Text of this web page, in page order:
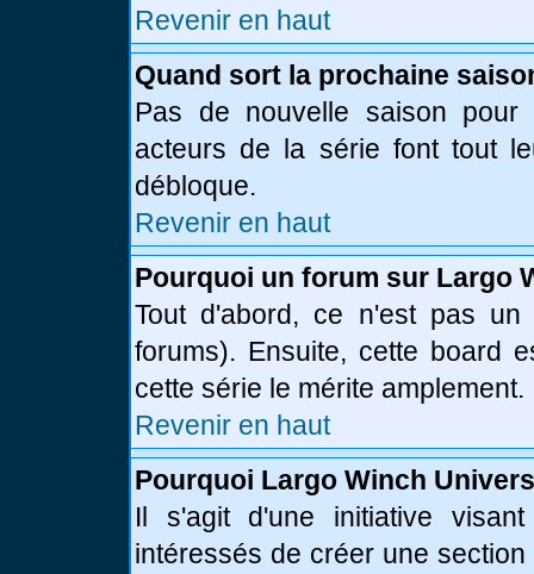
Revenir en haut
Quand sort la prochaine
Pas de nouvelle saison pour
acteurs de la série font tout
débloque.
Revenir en haut
Pourquoi un forum sur Largo
Tout d'abord, ce n'est pas un
forums). Ensuite, cette board
cette série le mérite amplement.
Revenir en haut
Pourquoi Largo Winch
Il s'agit d'une initiative
intéressés de créer une